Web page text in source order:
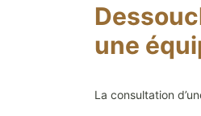
une
La consultation